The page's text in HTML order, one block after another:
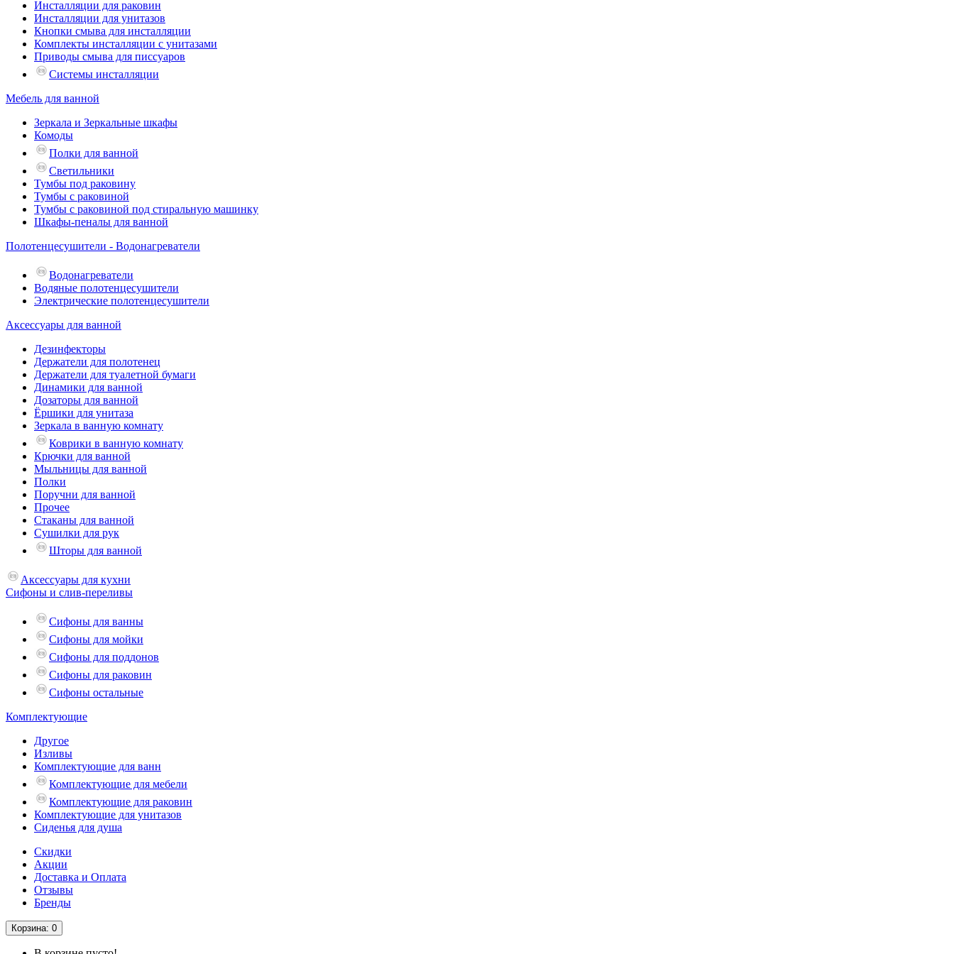
Инсталляции для раковин
Инсталляции для унитазов
Кнопки смыва для инсталляции
Комплекты инсталляции с унитазами
Приводы смыва для писсуаров
Системы инсталляции
Мебель для ванной
Зеркала и Зеркальные шкафы
Комоды
Полки для ванной
Светильники
Тумбы под раковину
Тумбы с раковиной
Тумбы с раковиной под стиральную машинку
Шкафы-пеналы для ванной
Полотенцесушители - Водонагреватели
Водонагреватели
Водяные полотенцесушители
Электрические полотенцесушители
Аксессуары для ванной
Дезинфекторы
Держатели для полотенец
Держатели для туалетной бумаги
Динамики для ванной
Дозаторы для ванной
Ёршики для унитаза
Зеркала в ванную комнату
Коврики в ванную комнату
Крючки для ванной
Мыльницы для ванной
Полки
Поручни для ванной
Прочее
Стаканы для ванной
Сушилки для рук
Шторы для ванной
Аксессуары для кухни
Сифоны и слив-переливы
Сифоны для ванны
Сифоны для мойки
Сифоны для поддонов
Сифоны для раковин
Сифоны остальные
Комплектующие
Другое
Изливы
Комплектующие для ванн
Комплектующие для мебели
Комплектующие для раковин
Комплектующие для унитазов
Сиденья для душа
Скидки
Акции
Доставка и Оплата
Отзывы
Бренды
Корзина: 0